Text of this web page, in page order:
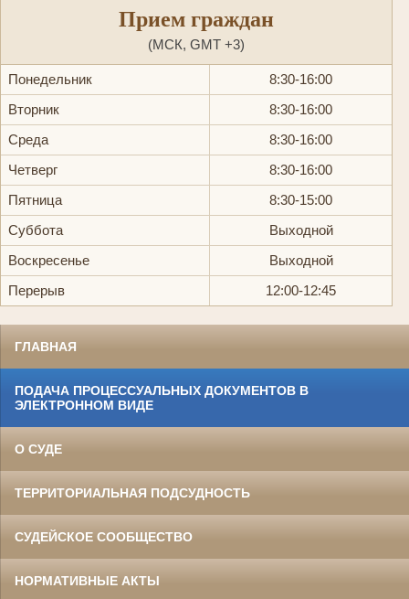
Прием граждан
(МСК, GMT +3)
Понедельник
8:30-16:00
Вторник
8:30-16:00
Среда
8:30-16:00
Четверг
8:30-16:00
Пятница
8:30-15:00
Суббота
Выходной
Воскресенье
Выходной
Перерыв
12:00-12:45
ГЛАВНАЯ
ПОДАЧА ПРОЦЕССУАЛЬНЫХ ДОКУМЕНТОВ В
ЭЛЕКТРОННОМ ВИДЕ
О СУДЕ
ТЕРРИТОРИАЛЬНАЯ ПОДСУДНОСТЬ
СУДЕЙСКОЕ СООБЩЕСТВО
НОРМАТИВНЫЕ АКТЫ